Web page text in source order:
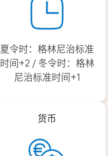
夏令时：格林尼治标准
时间+2 / 冬令时：格林
尼治标准时间+1
货币